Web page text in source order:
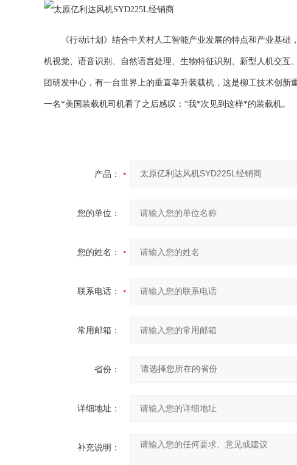
《行动计划》结合中关村人工智能产业发展的特点和产业基础
机视觉、语音识别、自然语言处理、生物特征识别、新型人机交
团研发中心，有一台世界上的垂直举升装载机，这是柳工技术创新
一名*美国装载机司机看了之后感叹：“我*次见到这样*的装载机。
产品：
您的单位：
您的姓名：
联系电话：
常用邮箱：
省份：
详细地址：
补充说明：